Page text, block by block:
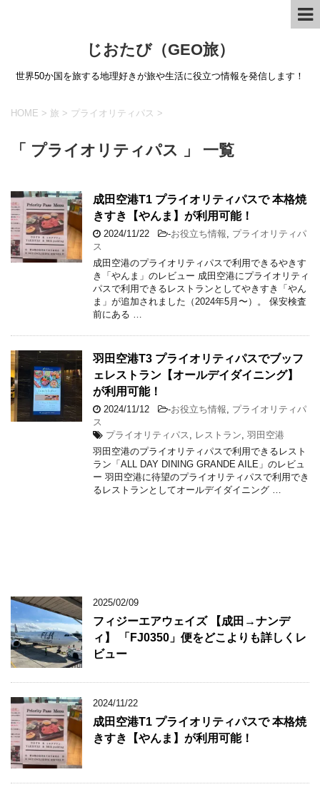
じおたび（GEO旅）
世界50か国を旅する地理好きが旅や生活に役立つ情報を発信します！
HOME > 旅 > プライオリティパス >
「 プライオリティパス 」 一覧
成田空港T1 プライオリティパスで 本格焼
きすき【やんま】が利用可能！
2024/11/22 -お役立ち情報
プライオリティパ
ス
成田空港のプライオリティパスで利用できるやきす
き「やんま」のレビュー 成田空港にプライオリティ
パスで利用できるレストランとしてやきすき「やん
ま」が追加されました（2024年5月〜）。 保安検査
前にある …
羽田空港T3 プライオリティパスでブッフ
ェレストラン【オールデイダイニング】
が利用可能！
2024/11/12 -お役立ち情報
プライオリティパ
ス
プライオリティパス
レストラン 羽田空港
羽田空港のプライオリティパスで利用できるレスト
ラン「ALL DAY DINING GRANDE AILE」のレビュ
ー 羽田空港に待望のプライオリティパスで利用でき
るレストランとしてオールデイダイニング …
2025/02/09
フィジーエアウェイズ 【成田→ナンデ
ィ】 「FJ0350」便をどこよりも詳しくレ
ビュー
2024/11/22
成田空港T1 プライオリティパスで 本格焼
きすき【やんま】が利用可能！